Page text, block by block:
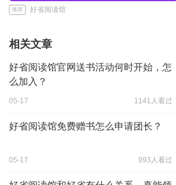
推荐 好省阅读馆
相关文章
好省阅读馆官网送书活动何时开始，怎
么加入？
05-17 1141人看过
好省阅读馆免费赠书怎么申请团长？
05-17 993人看过